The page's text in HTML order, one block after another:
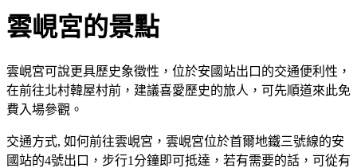
雲峴宮的景點
雲峴宮可說更具歷史象徵性，位於安國站出口的交通便利性，
在前往北村韓屋村前，建議喜愛歷史的旅人，可先順道來此免
費入場參觀。
交通方式, 如何前往雲峴宮，雲峴宮位於首爾地鐵三號線的安
國站的4號出口，步行1分鐘即可抵達，若有需要的話，可從有